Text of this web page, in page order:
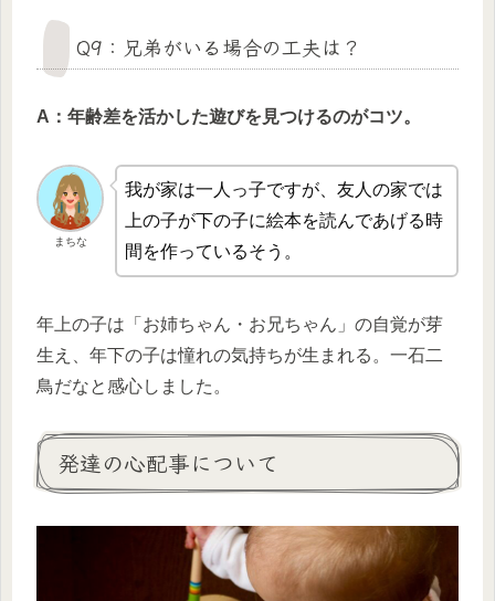
Q9：兄弟がいる場合の工夫は？
A：年齢差を活かした遊びを見つけるのがコツ。
まちな
我が家は一人っ子ですが、友人の家では
上の子が下の子に絵本を読んであげる時
間を作っているそう。
年上の子は「お姉ちゃん・お兄ちゃん」の自覚が芽
生え、年下の子は憧れの気持ちが生まれる。一石二
鳥だなと感心しました。
発達の心配事について